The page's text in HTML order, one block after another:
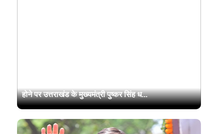
होने पर उत्तराखंड के मुख्यमंत्री पुष्कर सिंह ध...